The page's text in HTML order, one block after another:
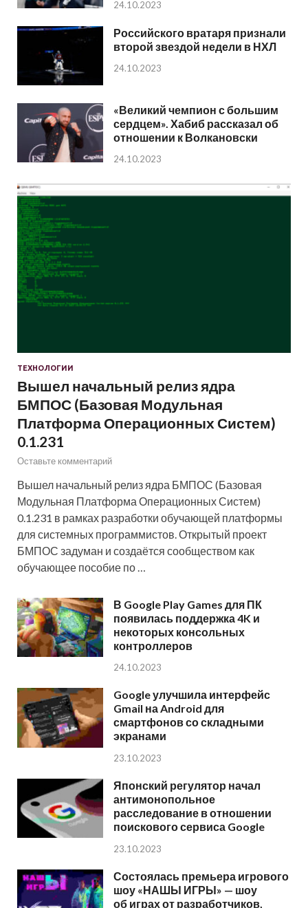
24.10.2023
Российского вратаря признали
второй звездой недели в НХЛ
24.10.2023
«Великий чемпион с большим
сердцем». Хабиб рассказал об
отношении к Волкановски
24.10.2023
ТЕХНОЛОГИИ
Вышел начальный релиз ядра
БМПОС (Базовая Модульная
Платформа Операционных Систем)
0.1.231
Оставьте комментарий
Вышел начальный релиз ядра БМПОС (Базовая
Модульная Платформа Операционных Систем)
0.1.231 в рамках разработки обучающей платформы
для системных программистов. Открытый проект
БМПОС задуман и создаётся сообществом как
обучающее пособие по …
В Google Play Games для ПК
появилась поддержка 4K и
некоторых консольных
контроллеров
24.10.2023
Google улучшила интерфейс
Gmail на Android для
смартфонов со складными
экранами
23.10.2023
Японский регулятор начал
антимонопольное
расследование в отношении
поискового сервиса Google
23.10.2023
Состоялась премьера игрового
шоу «НАШЫ ИГРЫ» — шоу
об играх от разработчиков,